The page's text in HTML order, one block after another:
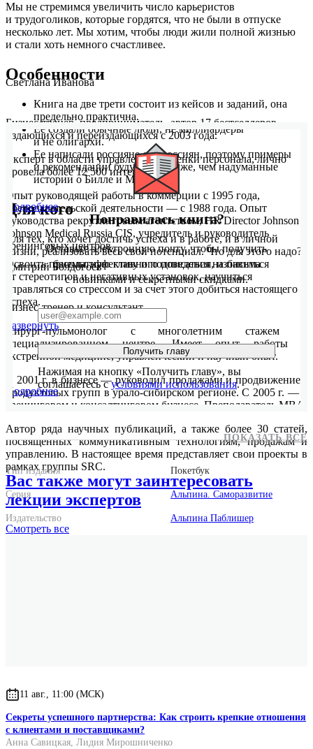
Мы не стремимся увеличить число карьеристов
и трудоголиков, которые гордятся, что не были в отпуске
несколько лет. Мы хотим, чтобы люди жили полной жизнью
и стали хоть немного счастливее.
Особенности
Книга на две трети состоит из кейсов и заданий, она
предельно практична.
Ее создали обычные люди, не миллиардеры
и не олигархи.
Ее написали россияне для россиян, поэтому примеры
и рекомендации будут вам ближе, чем надуманные
истории о Билле и Мэри.
Для кого
Для тех, кто хочет достичь успеха и в работе, и в личной
жизни, реализовать весь свой потенциал. Что для этого надо?
Освоить приемы эффективного поведения, избавиться
от стереотипов и негативных установок, научиться
справляться со стрессом и за счет этого добиться настоящего
успеха.
Развернуть
Светлана Иванова
Бизнес-тренер, предприниматель, автор 17 бестселлеров,
издающихся и переиздающихся с 2003 года.
Эксперт в области управления и оценки персонала, лично
провела более 12 500 интервью.
Опыт руководящей работы в коммерции с 1995 года,
преподавательской деятельности — с 1988 года. Опыт
руководства рекрутинговым агентством, HR Director Johnson
Johnson Medical Russia CIS, учредитель и руководитель
тренинговых центров.
Подробнее
Дмитрий Болдогоев
Бизнес-тренер и консультант.
Хирург-пульмонолог с многолетним стажем в
специализированном центре. Имеет опыт работы в
экстренной медицине, управленческий и научный опыт.
С 2001 г. в бизнесе — руководил продажами и продвижением
продуктовых групп в урало-сибирском регионе. С 2005 г. — в
тренинговом и консалтинговом бизнесе. Преподаватель MBA.
Автор ряда научных публикаций, а также более 30 статей,
посвященных коммуникативным технологиям, продажам и
управлению. В настоящее время представляет свои проекты в
рамках группы SRC.
Подробнее
Тип издания Покетбук
Серия Альпина. Саморазвитие
Издательство Альпина Паблишер
Понравилась книга?
Оставьте электронную почту, чтобы получить
бесплатную главу и подписаться на письма
с новинками и секретными скидками.
Получить главу
Нажимая на кнопку «Получить главу», вы
соглашаетесь сусловиями использования.
ПОКАЗАТЬ ВСЕ
Вас также могут заинтересовать
лекции экспертов
Смотреть все
11 авг., 11:00 (МСК)
Секреты успешного партнерства: Как строить крепкие отношения
с клиентами и поставщиками?
Анна Савицкая, Лидия Мирошниченко